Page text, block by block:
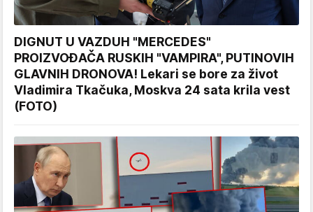
DIGNUT U VAZDUH "MERCEDES"
PROIZVOĐAČA RUSKIH "VAMPIRA", PUTINOVIH
GLAVNIH DRONOVA! Lekari se bore za život
Vladimira Tkačuka, Moskva 24 sata krila vest
(FOTO)